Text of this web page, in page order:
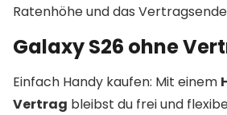
Ratenhöhe und das
Galaxy S26 ohne
Einfach Handy kaufen: Mit einem
Vertrag bleibst du frei und